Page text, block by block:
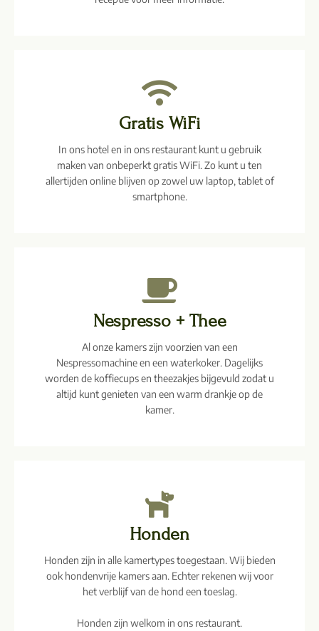
Gratis WiFi
In ons hotel en in ons restaurant kunt u gebruik
maken van onbeperkt gratis WiFi. Zo kunt u ten
allertijden online blijven op zowel uw laptop, tablet of
smartphone.
Nespresso + Thee
Al onze kamers zijn voorzien van een
Nespressomachine en een waterkoker. Dagelijks
worden de koffiecups en theezakjes bijgevuld zodat u
altijd kunt genieten van een warm drankje op de
kamer.
Honden
Honden zijn in alle kamertypes toegestaan. Wij bieden
ook hondenvrije kamers aan. Echter rekenen wij voor
het verblijf van de hond een toeslag.
Honden zijn welkom in ons restaurant.